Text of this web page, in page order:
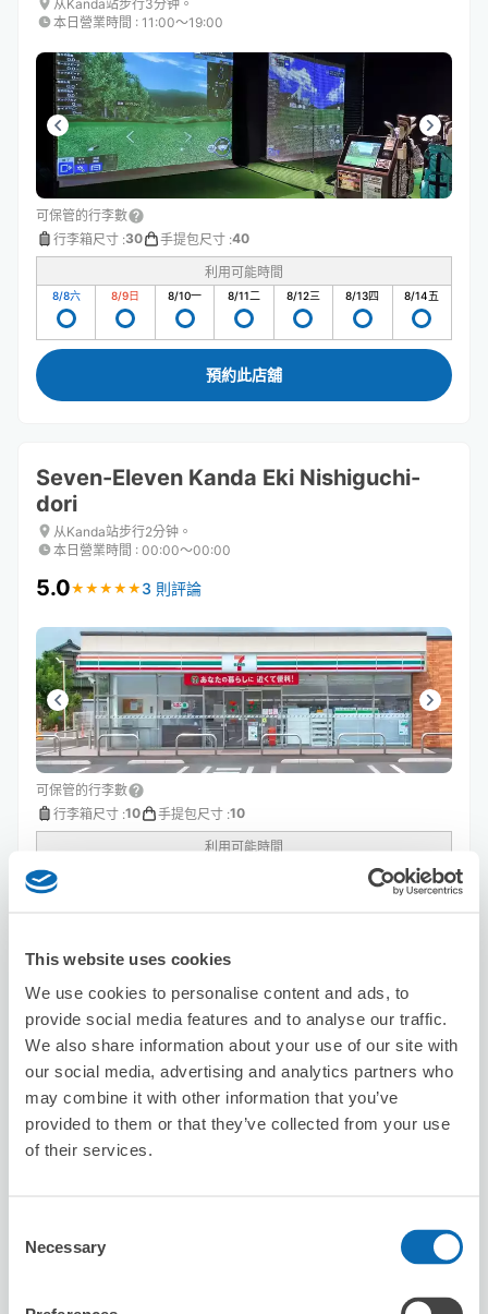
This website uses cookies
We use cookies to personalise content and ads, to
provide social media features and to analyse our traffic.
We also share information about your use of our site with
our social media, advertising and analytics partners who
may combine it with other information that you’ve
provided to them or that they’ve collected from your use
of their services.
Selection
Necessary
从Kanda站步行3分钟。
本日營業時間 : 11:00〜19:00
可保管的行李數
行李箱尺寸 :30 手提包尺寸 :40
利用可能時間
8/8六 8/9日 8/10一 8/11二 8/12三 8/13四 8/14五
預約此店舖
Seven-Eleven Kanda Eki Nishiguchi-
dori
从Kanda站步行2分钟。
本日營業時間 : 00:00〜00:00
5.0★ ★ ★ ★ ★
★ ★ ★ ★ ★ 3 則評論
可保管的行李數
行李箱尺寸 :10 手提包尺寸 :10
利用可能時間
8/8 四 8/14五
預約此店舖
ecbo cloak
从Tokyo站步行1分钟。
本日營業時間 : 09:00〜20:00
5.0